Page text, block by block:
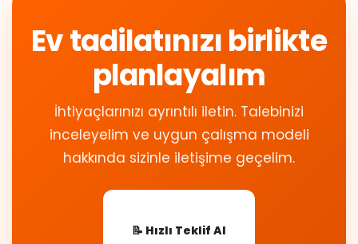
Ev tadilatınızı birlikte
planlayalım
İhtiyaçlarınızı ayrıntılı iletin. Talebinizi
inceleyelim ve uygun çalışma modeli
hakkında sizinle iletişime geçelim.
📝 Hızlı Teklif Al